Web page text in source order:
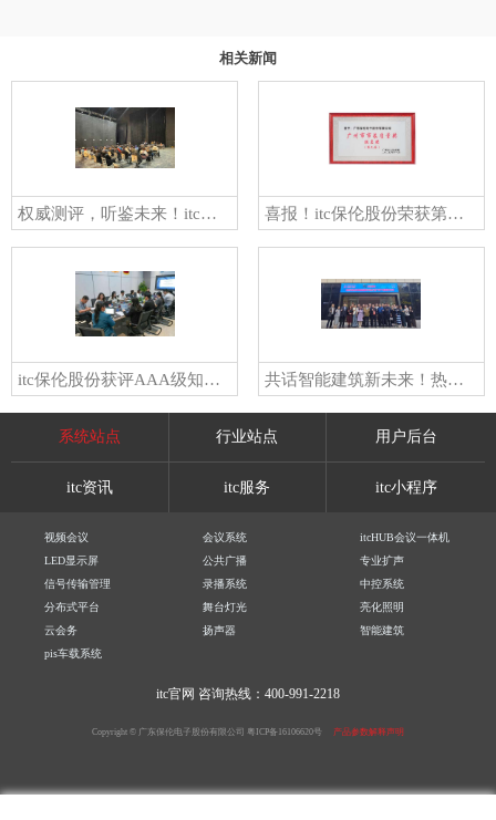
相关新闻
权威测评，听鉴未来！itc保伦股份亮相中国制造演艺扩声扬声器主观听评活动！ 喜报！itc保伦股份荣获第六届广州市市长质量奖提名奖！
itc保伦股份获评AAA级知名商标品牌！树音视频行业品牌标杆，彰显中国品牌新质力量！ 共话智能建筑新未来！热烈欢迎北京市智能建筑行业同仁莅临itc保伦股份参观交流！
系统站点 行业站点 用户后台
itc资讯 itc服务 itc小程序
视频会议 会议系统
itcHUB会议一体机
LED显示屏
公共广播
专业扩声
信号传输管理
录播系统
中控系统
分布式平台
舞台灯光
亮化照明
云会务
扬声器
智能建筑
pis车载系统
itc官网 咨询热线：400-991-2218
Copyright © 广东保伦电子股份有限公司 粤ICP备16106620号 产品参数解释声明